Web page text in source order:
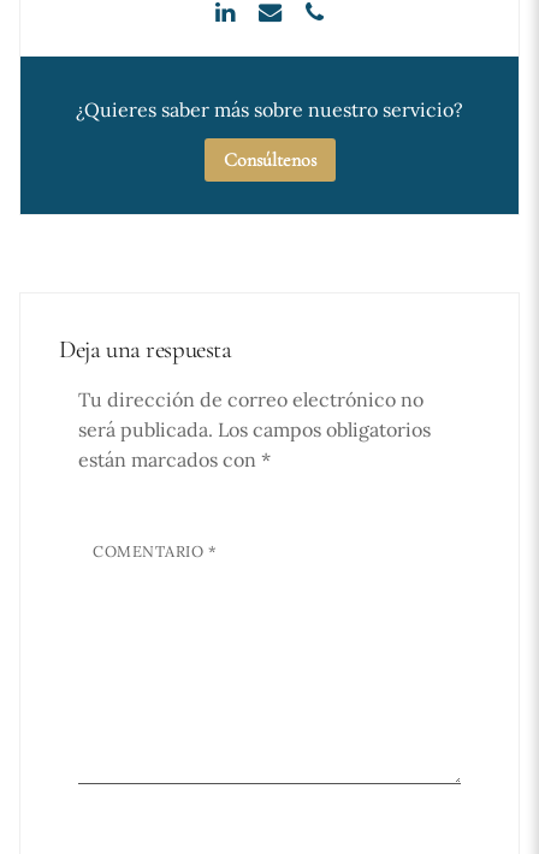
¿Quieres saber más sobre nuestro servicio?
Consúltenos
Deja una respuesta
Tu dirección de correo electrónico no
será publicada. Los campos obligatorios
están marcados con *
COMENTARIO *